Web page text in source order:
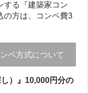
する『建築家コン
の方は、コンペ費3
ペ方式について
）』10,000円分の